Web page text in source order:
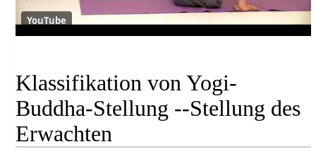
YouTube
Klassifikation von Yogi-
Buddha-Stellung --Stellung des
Erwachten